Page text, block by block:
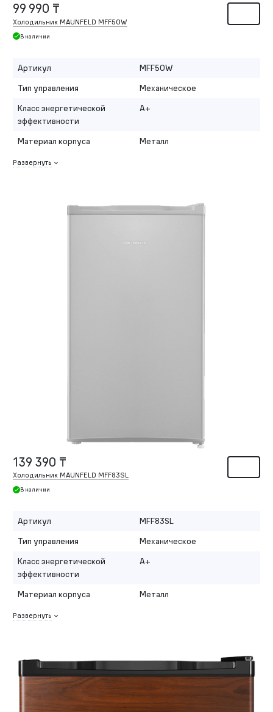
99 990 ₸
Холодильник MAUNFELD MFF50W
В наличии
Артикул
MFF50W
Тип управления
Механическое
Класс энергетической
эффективности
A+
Материал корпуса Металл
Развернуть
139 390 ₸
Холодильник MAUNFELD MFF83SL
В наличии
Артикул
MFF83SL
Тип управления
Механическое
Класс энергетической
эффективности
A+
Материал корпуса Металл
Развернуть